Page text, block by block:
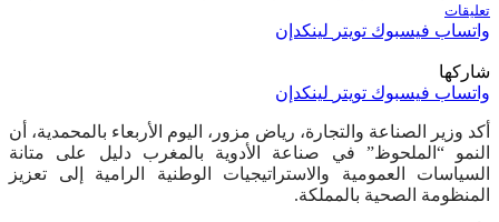
تعليقات
واتساب فيسبوك تويتر لينكدإن
شاركها
واتساب فيسبوك تويتر لينكدإن
أكد وزير الصناعة والتجارة، رياض مزور، اليوم الأربعاء بالمحمدية، أن
النمو “الملحوظ” في صناعة الأدوية بالمغرب دليل على متانة
السياسات العمومية والاستراتيجيات الوطنية الرامية إلى تعزيز
المنظومة الصحية بالمملكة.